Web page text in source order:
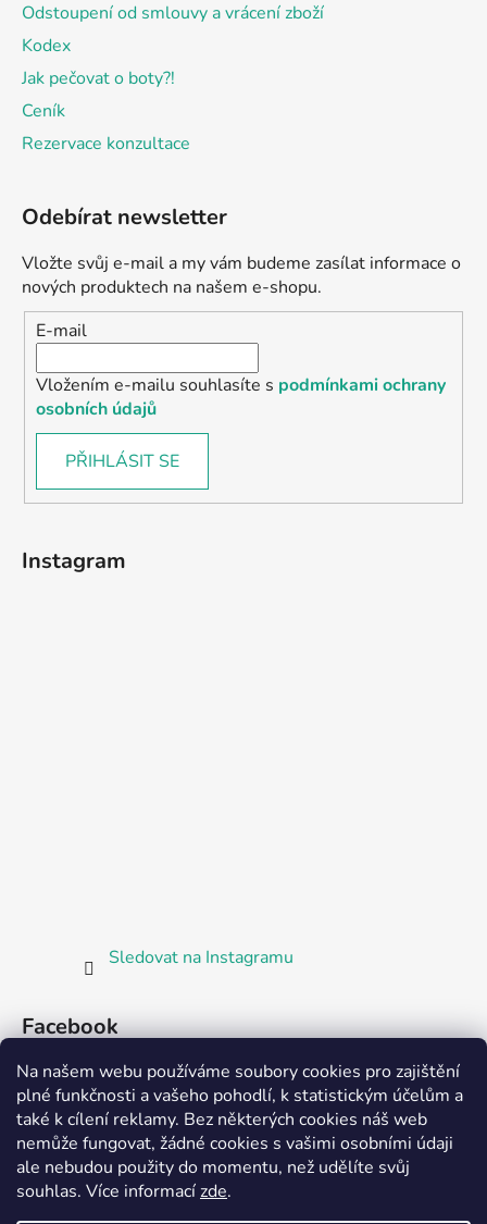
Na našem webu používáme soubory cookies pro zajištění
plné funkčnosti a vašeho pohodlí, k statistickým účelům a
také k cílení reklamy. Bez některých cookies náš web
nemůže fungovat, žádné cookies s vašimi osobními údaji
ale nebudou použity do momentu, než udělíte svůj
souhlas. Více informacízde.
Odstoupení od smlouvy a vrácení zboží
Kodex
Jak pečovat o boty?!
Ceník
Rezervace konzultace
Odebírat newsletter
Vložte svůj e-mail a my vám budeme zasílat informace o
nových produktech na našem e-shopu.
E-mail
Vložením e-mailu souhlasíte s podmínkami ochrany
osobních údajů
PŘIHLÁSIT SE
Instagram
Sledovat na Instagramu
Facebook
Partnerská prodejna Barefoot Plzeň